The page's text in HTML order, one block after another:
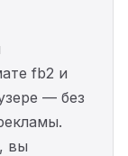
fb2 и
— без
вы